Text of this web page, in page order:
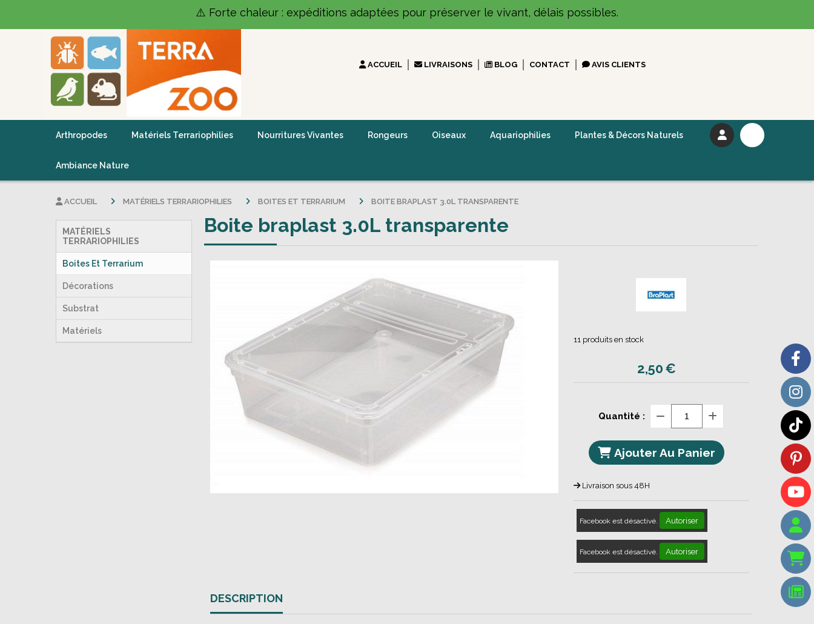
⚠️ Forte chaleur : expéditions adaptées pour préserver le vivant, délais possibles.
ACCUEIL LIVRAISONS BLOG CONTACT AVIS CLIENTS
Arthropodes Matériels Terrariophilies Nourritures Vivantes Rongeurs Oiseaux Aquariophilies Plantes & Décors Naturels
Ambiance Nature
MATÉRIELS
TERRARIOPHILIES
Boites Et Terrarium
Décorations
Substrat
Matériels
ACCUEIL MATÉRIELS TERRARIOPHILIES BOITES ET TERRARIUM BOITE BRAPLAST 3.0L TRANSPARENTE
Boite braplast 3.0L transparente
2,50€
11produits en stock
Quantité :
Ajouter Au Panier
Livraison sous 48H
Facebook est désactivé. Autoriser
Facebook est désactivé. Autoriser
DESCRIPTION